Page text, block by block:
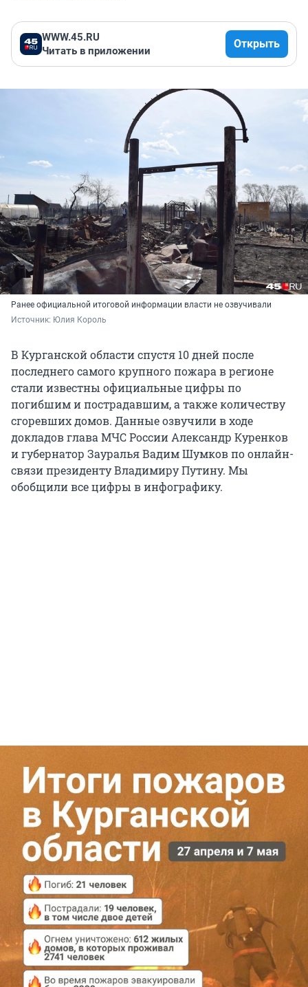
WWW.45.RU
Читать в приложении
Открыть
Ранее официальной итоговой информации власти не озвучивали
Источник: Юлия Король
В Курганской области спустя 10 дней после
последнего самого крупного пожара в регионе
стали известны официальные цифры по
погибшим и пострадавшим, а также количеству
сгоревших домов. Данные озвучили в ходе
докладов глава МЧС России Александр Куренков
и губернатор Зауралья Вадим Шумков по онлайн-
связи президенту Владимиру Путину. Мы
обобщили все цифры в инфографику.